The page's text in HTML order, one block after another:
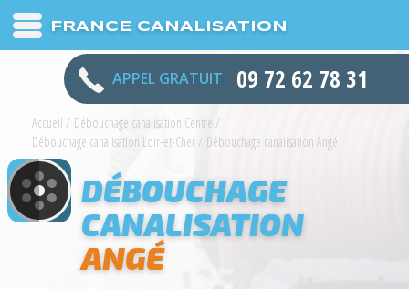
FRANCE CANALISATION
APPEL GRATUIT 09 72 62 78 31
Accueil / Débouchage canalisation Centre /
Débouchage canalisation Loir-et-Cher/ Débouchage canalisation Angé
DÉBOUCHAGE
CANALISATION
ANGÉ